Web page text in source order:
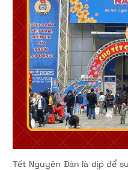
Tết Nguyên Đán là dịp để